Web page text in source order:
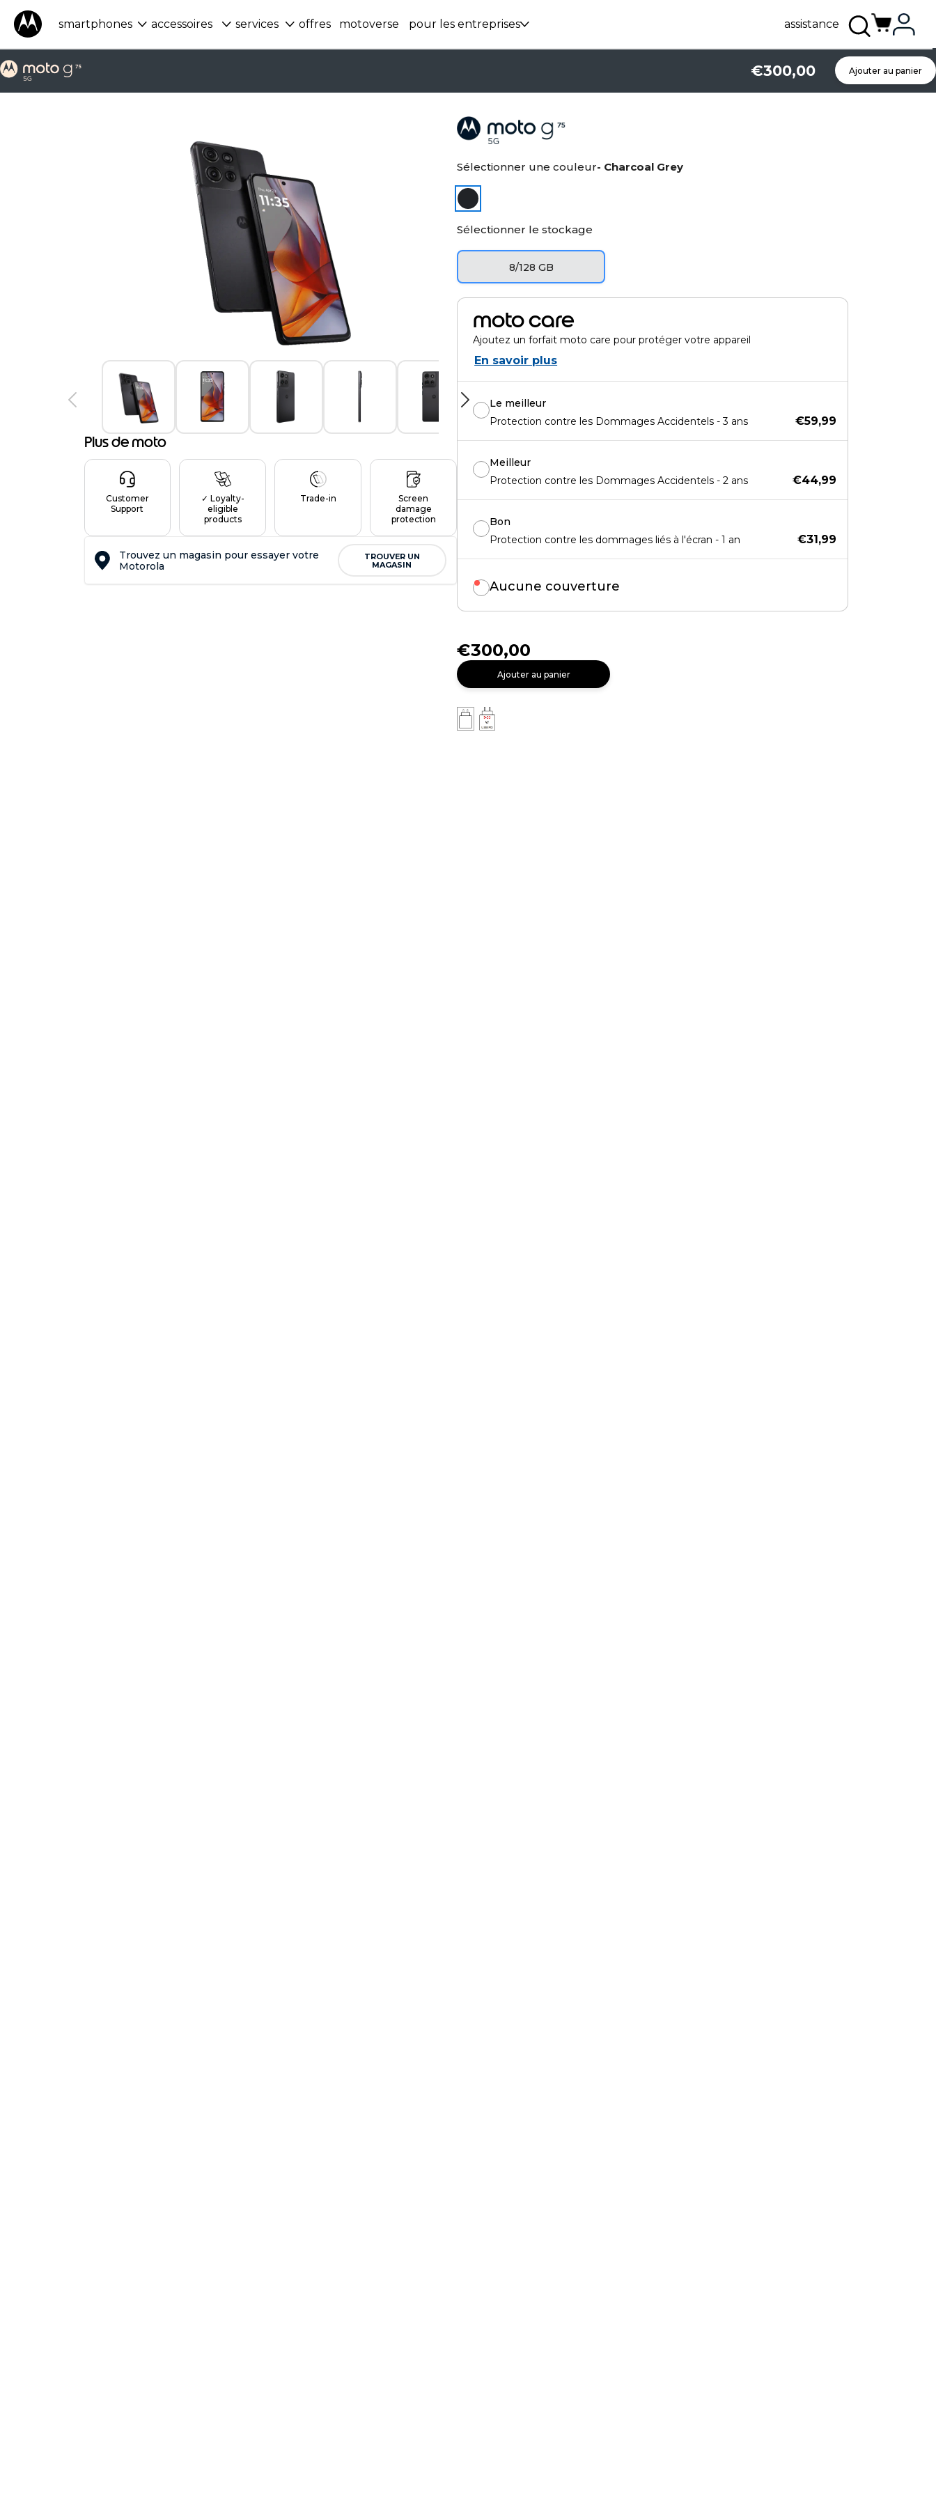
smartphones accessoires services offres motoverse pour les entreprises assistance
€300,00 Ajouter au panier
Plus de moto
Customer
Support
✓ Loyalty-
eligible
products
Trade-in
Screen
damage
protection
Trouvez un magasin pour essayer votre
Motorola
TROUVER UN
MAGASIN
Sélectionner une couleur- Charcoal Grey
Sélectionner le stockage
8/128 GB
moto care
Ajoutez un forfait moto care pour protéger votre appareil
En savoir plus
Le meilleur
Protection contre les Dommages Accidentels - 3 ans
€59,99
Meilleur
Protection contre les Dommages Accidentels - 2 ans
€44,99
Bon
Protection contre les dommages liés à l'écran - 1 an
€31,99
Aucune couverture
€300,00
Ajouter au panier